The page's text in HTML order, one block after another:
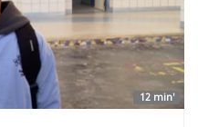
12 min'